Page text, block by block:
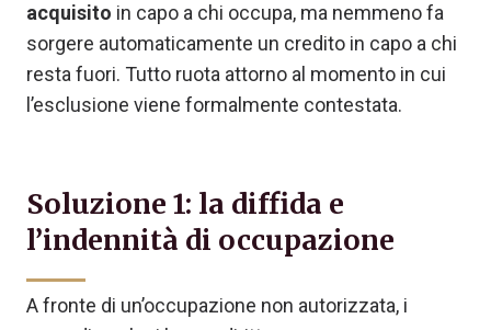
acquisito in capo a chi occupa, ma nemmeno fa
sorgere automaticamente un credito in capo a chi
resta fuori. Tutto ruota attorno al momento in cui
l’esclusione viene formalmente contestata.
Soluzione 1: la diffida e
l’indennità di occupazione
A fronte di un’occupazione non autorizzata, i